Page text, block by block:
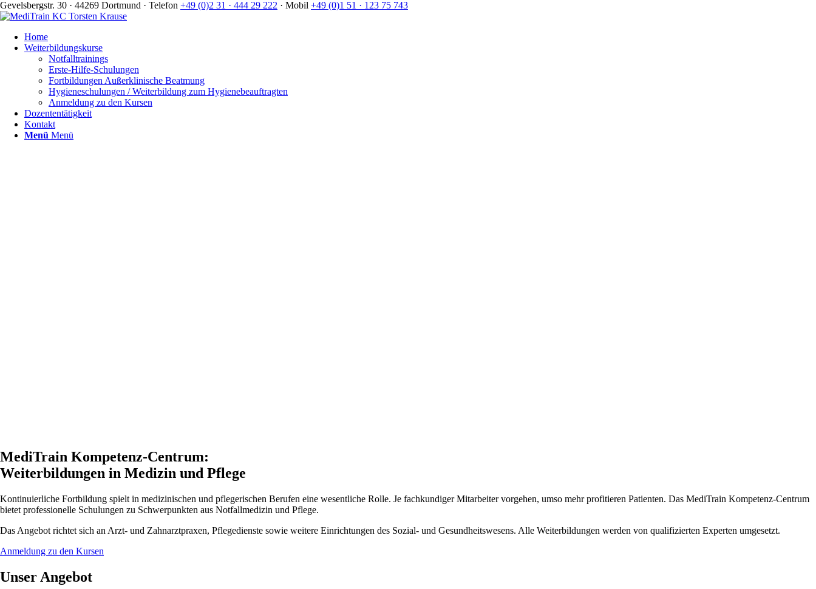
Gevelsbergstr. 30 · 44269 Dortmund · Telefon +49 (0)2 31 · 444 29 222 · Mobil +49 (0)1 51 · 123 75 743
Home
Weiterbildungskurse
Notfalltrainings
Erste-Hilfe-Schulungen
Fortbildungen Außerklinische Beatmung
Hygieneschulungen / Weiterbildung zum Hygienebeauftragten
Anmeldung zu den Kursen
Dozententätigkeit
Kontakt
Menü Menü
MediTrain Kompetenz-Centrum:
Weiterbildungen in Medizin und Pflege
Kontinuierliche Fortbildung spielt in medizinischen und pflegerischen Berufen eine wesentliche Rolle. Je fachkundiger Mitarbeiter vorgehen, umso mehr profitieren Patienten. Das MediTrain Kompetenz-Centrum
bietet professionelle Schulungen zu Schwerpunkten aus Notfallmedizin und Pflege.
Das Angebot richtet sich an Arzt- und Zahnarztpraxen, Pflegedienste sowie weitere Einrichtungen des Sozial- und Gesundheitswesens. Alle Weiterbildungen werden von qualifizierten Experten umgesetzt.
Anmeldung zu den Kursen
Unser Angebot